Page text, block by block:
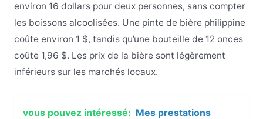
environ 16 dollars pour deux personnes, sans compter
les boissons alcoolisées. Une pinte de bière philippine
coûte environ 1 $, tandis qu’une bouteille de 12 onces
coûte 1,96 $. Les prix de la bière sont légèrement
inférieurs sur les marchés locaux.
vous pouvez intéressé: Mes prestations